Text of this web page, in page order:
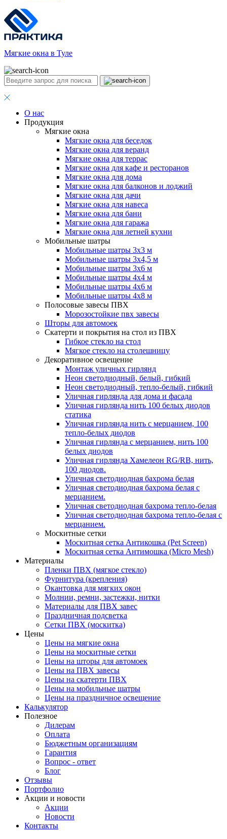
Мягкие окна в Туле
О нас
Продукция
Мягкие окна
Мягкие окна для беседок
Мягкие окна для веранд
Мягкие окна для террас
Мягкие окна для кафе и ресторанов
Мягкие окна для дома
Мягкие окна для балконов и лоджий
Мягкие окна для дачи
Мягкие окна для навеса
Мягкие окна для бани
Мягкие окна для гаража
Мягкие окна для летней кухни
Мобильные шатры
Мобильные шатры 3х3 м
Мобильные шатры 3х4,5 м
Мобильные шатры 3х6 м
Мобильные шатры 4х4 м
Мобильные шатры 4х6 м
Мобильные шатры 4х8 м
Полосовые завесы ПВХ
Морозостойкие пвх завесы
Шторы для автомоек
Скатерти и покрытия на стол из ПВХ
Гибкое стекло на стол
Мягкое стекло на столешницу
Декоративное освещение
Монтаж уличных гирлянд
Неон светодиодный, белый, гибкий
Неон светодиодный, тепло-белый, гибкий
Уличная гирлянда для дома и фасада
Уличная гирлянда нить 100 белых диодов
статика
Уличная гирлянда нить с мерцанием, 100
тепло-белых диодов
Уличная гирлянда с мерцанием, нить 100
белых диодов
Уличная гирлянда Хамелеон RG/RB, нить,
100 диодов.
Уличная светодиодная бахрома белая
Уличная светодиодная бахрома белая с
мерцанием.
Уличная светодиодная бахрома тепло-белая
Уличная светодиодная бахрома тепло-белая с
мерцанием.
Москитные сетки
Москитная сетка Антикошка (Pet Screen)
Москитная сетка Антимошка (Micro Mesh)
Материалы
Пленки ПВХ (мягкое стекло)
Фурнитура (крепления)
Окантовка для мягких окон
Молнии, ремни, застежки, нитки
Материалы для ПВХ завес
Праздничная подсветка
Сетки ПВХ (москитка)
Цены
Цены на мягкие окна
Цены на москитные сетки
Цены на шторы для автомоек
Цены на ПВХ завесы
Цены на скатерти ПВХ
Цены на мобильные шатры
Цены на праздничное освещение
Калькулятор
Полезное
Дилерам
Оплата
Бюджетным организациям
Гарантия
Вопрос - ответ
Блог
Отзывы
Портфолио
Акции и новости
Акции
Новости
Контакты